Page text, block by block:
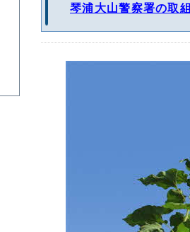
琴浦大山警察署の取組